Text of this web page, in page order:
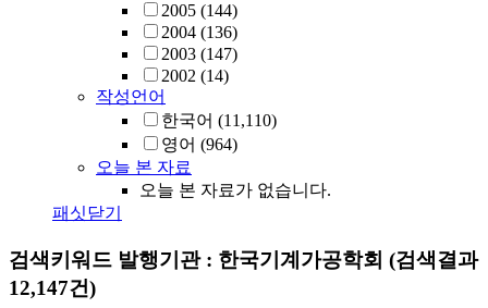
2005 (144)
2004 (136)
2003 (147)
2002 (14)
작성언어
한국어 (11,110)
영어 (964)
오늘 본 자료
오늘 본 자료가 없습니다.
패싯닫기
검색키워드 발행기관 : 한국기계가공학회 (검색결과
12,147건)